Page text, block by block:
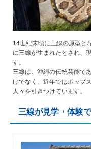
14世紀末頃に三線の原型と
に三線が生まれたとされ、
す。
三線は、沖縄の伝統芸能で
けでなく、近年ではポップ
人々を引きつけています。
三線が見学・体験